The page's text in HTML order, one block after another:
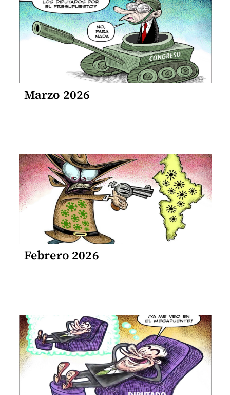
Marzo 2026
Febrero 2026